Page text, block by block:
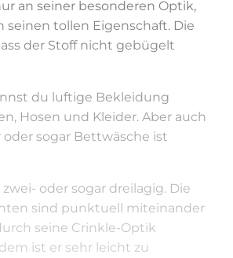
an seiner besonderen Optik,
seinen tollen Eigenschaft. Die
der Stoff nicht gebügelt
du luftige Bekleidung
Hosen und Kleider. Aber auch
sogar Bettwäsche ist
oder sogar dreilagig. Die
sind punktuell miteinander
seine Crinkle-Optik
ist er sehr leicht zu